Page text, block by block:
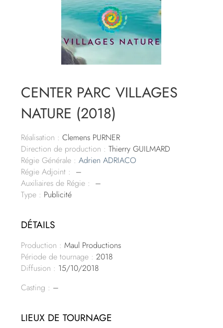
CENTER PARC VILLAGES
NATURE (2018)
Réalisation : Clemens PURNER
Direction de production : Thierry GUILMARD
Régie Générale : Adrien ADRIACO
Régie Adjoint : –
Auxiliaires de Régie : –
Type : Publicité
DÉTAILS
Production : Maul Productions
Période de tournage : 2018
Diffusion : 15/10/2018
Casting : –
LIEUX DE TOURNAGE